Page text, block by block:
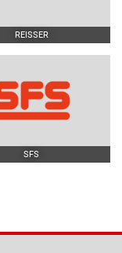
REISSER
SFS